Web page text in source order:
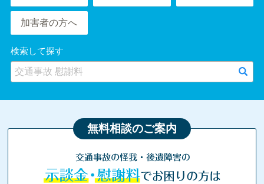
加害者の方へ
検索して探す
無料相談のご案内
交通事故の怪我・後遺障害の
示談金・慰謝料でお困りの方は